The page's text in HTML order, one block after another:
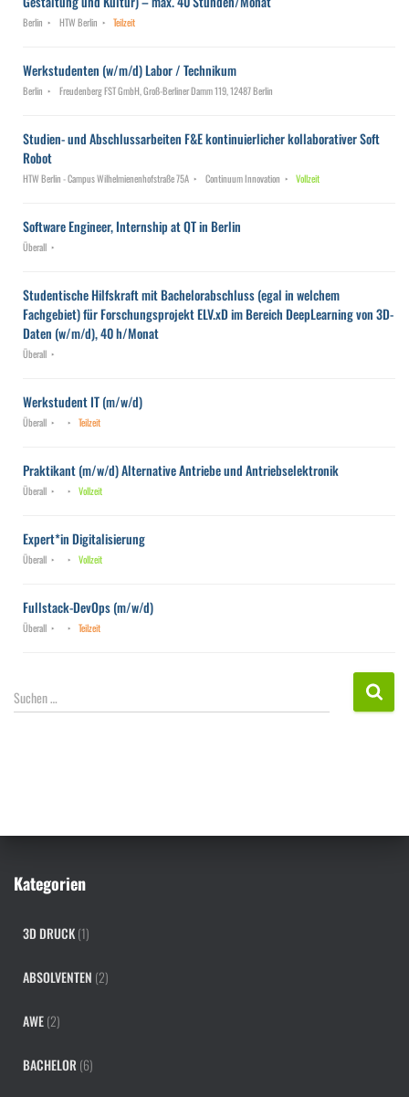
Berlin HTW Berlin Teilzeit
Werkstudenten (w/m/d) Labor / Technikum
Berlin Freudenberg FST GmbH, Groß-Berliner Damm 119, 12487 Berlin
Studien- und Abschlussarbeiten F&E kontinuierlicher kollaborativer Soft
Robot
HTW Berlin - Campus Wilhelmienenhofstraße 75A Continuum Innovation Vollzeit
Software Engineer, Internship at QT in Berlin
Überall
Studentische Hilfskraft mit Bachelorabschluss (egal in welchem
Fachgebiet) für Forschungsprojekt ELV.xD im Bereich DeepLearning von 3D-
Daten (w/m/d), 40 h/Monat
Überall
Werkstudent IT (m/w/d)
Überall Teilzeit
Praktikant (m/w/d) Alternative Antriebe und Antriebselektronik
Überall Vollzeit
Expert*in Digitalisierung
Überall Vollzeit
Fullstack-DevOps (m/w/d)
Überall Teilzeit
S
u
:
Suchen …
Kategorien
3D DRUCK(1)
ABSOLVENTEN (2)
AWE(2)
BACHELOR (6)